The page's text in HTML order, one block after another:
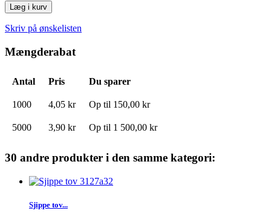
Læg i kurv
Skriv på ønskelisten
Mængderabat
Antal Pris Du sparer
1000 4,05 kr Op til 150,00 kr
5000 3,90 kr Op til 1 500,00 kr
30 andre produkter i den samme kategori:
Sjippe tov...